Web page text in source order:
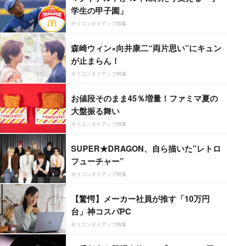
学生の甲子園」
オリコンタイアップ特集
森崎ウィン×向井康二“両片思い”にキュン
が止まらん！
オリコンタイアップ特集
お値段そのまま45％増量！ファミマ夏の
大盤振る舞い
オリコンタイアップ特集
SUPER★DRAGON、自ら描いた”レトロ
フューチャー”
オリコンタイアップ特集
【驚愕】メーカー社員が推す「10万円
台」神コスパPC
オリコンタイアップ特集